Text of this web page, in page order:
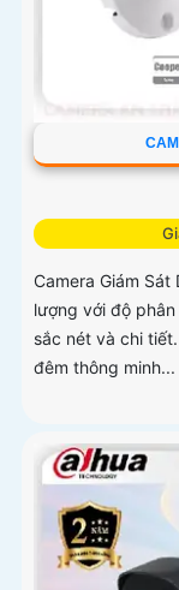
Camera Giám Sát
lượng với độ
sắc nét và chi
đêm thông minh...